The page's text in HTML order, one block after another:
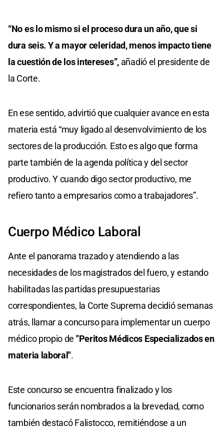
“No es lo mismo si el proceso dura un año, que si
dura seis. Y a mayor celeridad, menos impacto tiene
la cuestión de los intereses”, añadió el presidente de
la Corte.
En ese sentido, advirtió que cualquier avance en esta
materia está “muy ligado al desenvolvimiento de los
sectores de la producción. Esto es algo que forma
parte también de la agenda política y del sector
productivo. Y cuando digo sector productivo, me
refiero tanto a empresarios como a trabajadores”.
Cuerpo Médico Laboral
Ante el panorama trazado y atendiendo a las
necesidades de los magistrados del fuero, y estando
habilitadas las partidas presupuestarias
correspondientes, la Corte Suprema decidió semanas
atrás, llamar a concurso para implementar un cuerpo
médico propio de "Peritos Médicos Especializados en
materia laboral".
Este concurso se encuentra finalizado y los
funcionarios serán nombrados a la brevedad, como
también destacó Falistocco, remitiéndose a un